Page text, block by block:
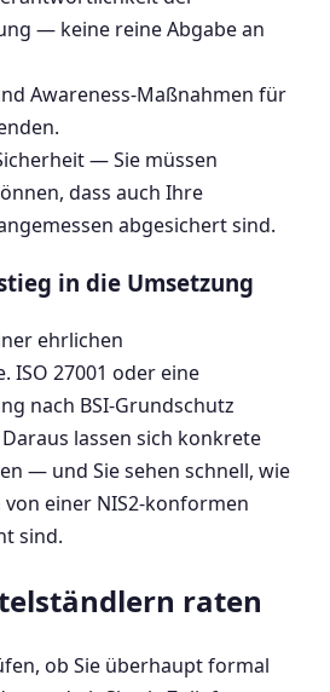
— keine reine Abgabe an
Awareness-Maßnahmen für
— Sie müssen
dass auch Ihre
abgesichert sind.
in die Umsetzung
ehrlichen
ISO 27001 oder eine
nach BSI-Grundschutz
lassen sich konkrete
— und Sie sehen schnell, wie
einer NIS2-konformen
sind.
raten
ob Sie überhaupt formal